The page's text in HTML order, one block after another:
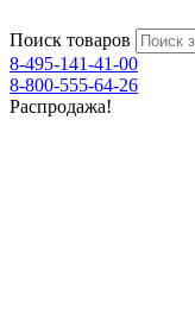
Поиск товаров
8-495-141-41-00
8-800-555-64-26
Распродажа!